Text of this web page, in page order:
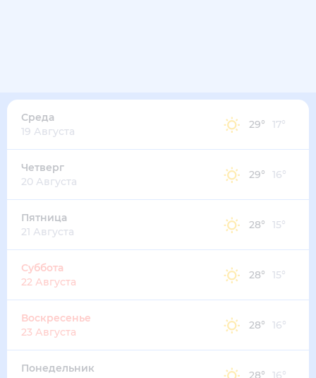
Среда
19 Августа
29° 17°
Четверг
20 Августа
29° 16°
Пятница
21 Августа
28° 15°
Суббота
22 Августа
28° 15°
Воскресенье
23 Августа
28° 16°
Понедельник
28° 16°